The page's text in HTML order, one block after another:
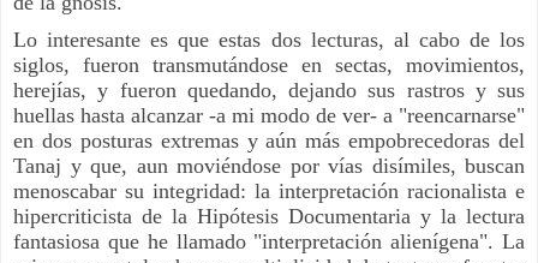
Lo interesante es que estas dos lecturas, al cabo de los
siglos, fueron transmutándose en sectas, movimientos,
herejías, y fueron quedando, dejando sus rastros y sus
huellas hasta alcanzar -a mi modo de ver- a "reencarnarse"
en dos posturas extremas y aún más empobrecedoras del
Tanaj y que, aun moviéndose por vías disímiles, buscan
menoscabar su integridad: la interpretación racionalista e
hipercriticista de la Hipótesis Documentaria y la lectura
fantasiosa que he llamado "interpretación alienígena". La